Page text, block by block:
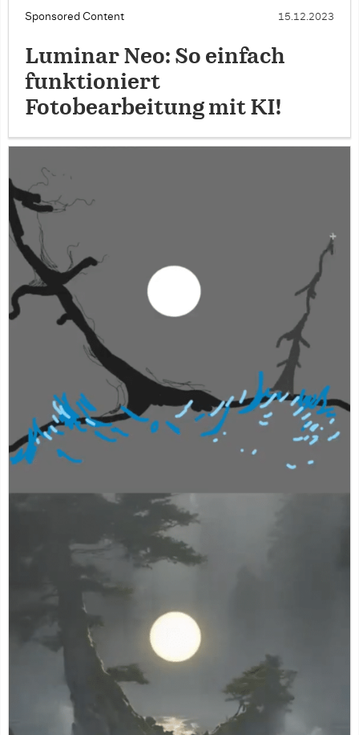
Sponsored Content 15.12.2023
Luminar Neo: So einfach
funktioniert
Fotobearbeitung mit KI!